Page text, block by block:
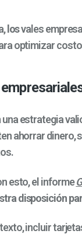
losvales
optimizar
estrategia
ahorrar dinero,
esto, el informe
disposición
incluir